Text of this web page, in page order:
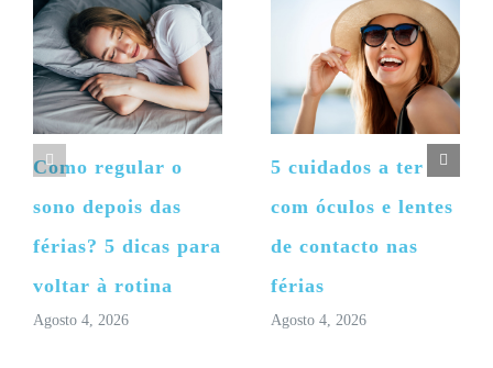
Como regular o
sono depois das
férias? 5 dicas para
voltar à rotina
Agosto 4, 2026
5 cuidados a ter
com óculos e lentes
de contacto nas
férias
Agosto 4, 2026